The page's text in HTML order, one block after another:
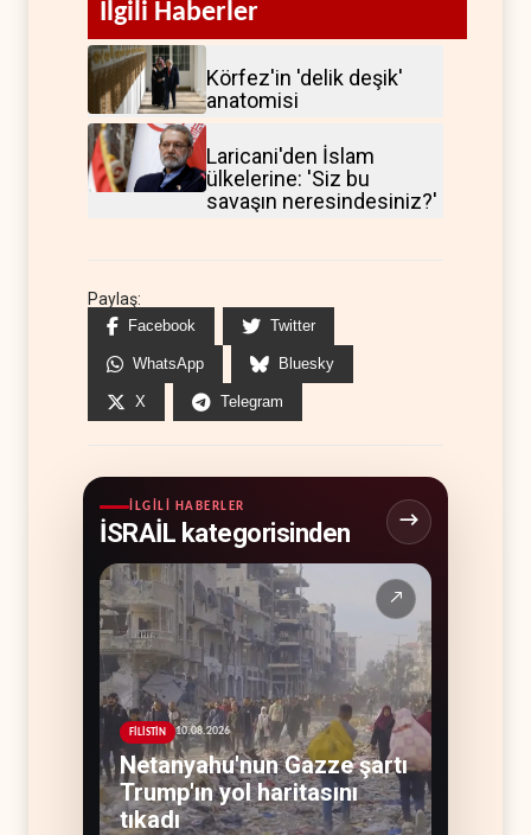
İlgili Haberler
Körfez'in 'delik deşik'
anatomisi
Laricani'den İslam
ülkelerine: 'Siz bu
savaşın neresindesiniz?'
Paylaş:
Facebook Twitter
WhatsApp Bluesky
X Telegram
İLGILI HABERLER
İSRAİL kategorisinden
↗
FİLİSTİN 10.08.2026
Netanyahu'nun Gazze şartı
Trump'ın yol haritasını
tıkadı